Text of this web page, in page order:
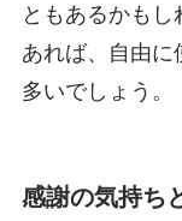
ともあるかも
あれば、自由に
多いでしょう。
感謝の気持ち